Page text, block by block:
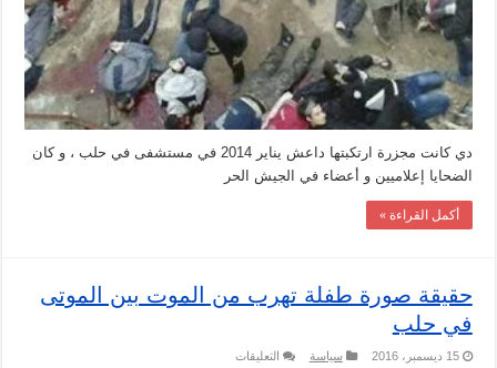
دي كانت مجزرة ارتكبتها داعش يناير 2014 في مستشفى في حلب ، و كان
الضحايا إعلاميين و أعضاء في الجيش الحر
أكمل القراءة »
حقيقة صورة طفلة تهرب من الموت بين الموتى
في حلب
15 ديسمبر، 2016 سياسة التعليقات